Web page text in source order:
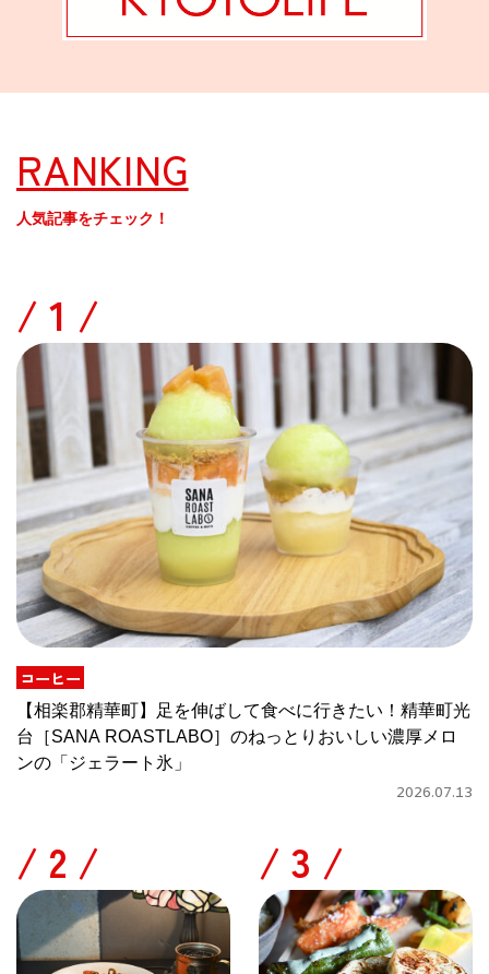
RANKING
人気記事をチェック！
/
コーヒー
【相楽郡精華町】足を伸ばして食べに行きたい！精華町光
台［SANA ROASTLABO］のねっとりおいしい濃厚メロ
ンの「ジェラート氷」
2026.07.13
/ /